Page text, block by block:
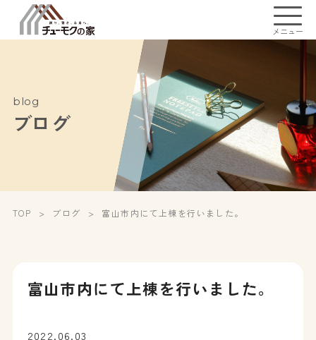
メニュー
blog
ブログ
TOP ブログ 富山市内にて上棟を行いました。
富山市内にて上棟を行いました。
2022.06.03